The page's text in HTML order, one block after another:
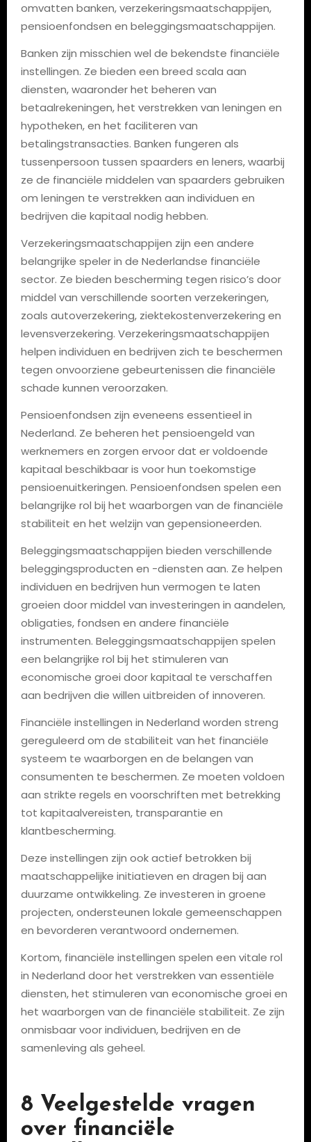
omvatten banken, verzekeringsmaatschappijen,
pensioenfondsen en beleggingsmaatschappijen.
Banken zijn misschien wel de bekendste financiële
instellingen. Ze bieden een breed scala aan
diensten, waaronder het beheren van
betaalrekeningen, het verstrekken van leningen en
hypotheken, en het faciliteren van
betalingstransacties. Banken fungeren als
tussenpersoon tussen spaarders en leners, waarbij
ze de financiële middelen van spaarders gebruiken
om leningen te verstrekken aan individuen en
bedrijven die kapitaal nodig hebben.
Verzekeringsmaatschappijen zijn een andere
belangrijke speler in de Nederlandse financiële
sector. Ze bieden bescherming tegen risico’s door
middel van verschillende soorten verzekeringen,
zoals autoverzekering, ziektekostenverzekering en
levensverzekering. Verzekeringsmaatschappijen
helpen individuen en bedrijven zich te beschermen
tegen onvoorziene gebeurtenissen die financiële
schade kunnen veroorzaken.
Pensioenfondsen zijn eveneens essentieel in
Nederland. Ze beheren het pensioengeld van
werknemers en zorgen ervoor dat er voldoende
kapitaal beschikbaar is voor hun toekomstige
pensioenuitkeringen. Pensioenfondsen spelen een
belangrijke rol bij het waarborgen van de financiële
stabiliteit en het welzijn van gepensioneerden.
Beleggingsmaatschappijen bieden verschillende
beleggingsproducten en -diensten aan. Ze helpen
individuen en bedrijven hun vermogen te laten
groeien door middel van investeringen in aandelen,
obligaties, fondsen en andere financiële
instrumenten. Beleggingsmaatschappijen spelen
een belangrijke rol bij het stimuleren van
economische groei door kapitaal te verschaffen
aan bedrijven die willen uitbreiden of innoveren.
Financiële instellingen in Nederland worden streng
gereguleerd om de stabiliteit van het financiële
systeem te waarborgen en de belangen van
consumenten te beschermen. Ze moeten voldoen
aan strikte regels en voorschriften met betrekking
tot kapitaalvereisten, transparantie en
klantbescherming.
Deze instellingen zijn ook actief betrokken bij
maatschappelijke initiatieven en dragen bij aan
duurzame ontwikkeling. Ze investeren in groene
projecten, ondersteunen lokale gemeenschappen
en bevorderen verantwoord ondernemen.
Kortom, financiële instellingen spelen een vitale rol
in Nederland door het verstrekken van essentiële
diensten, het stimuleren van economische groei en
het waarborgen van de financiële stabiliteit. Ze zijn
onmisbaar voor individuen, bedrijven en de
samenleving als geheel.
8 Veelgestelde vragen
over financiële